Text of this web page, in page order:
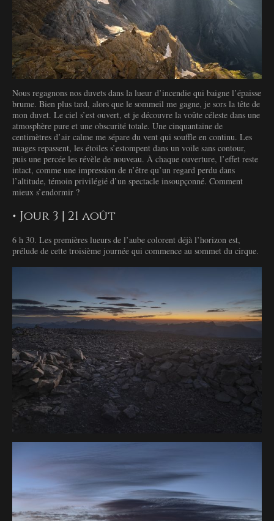
Nous regagnons nos duvets dans la lueur d’incendie qui baigne l’épaisse
brume. Bien plus tard, alors que le sommeil me gagne, je sors la tête de
mon duvet. Le ciel s’est ouvert, et je découvre la voûte céleste dans une
atmosphère pure et une obscurité totale. Une cinquantaine de
centimètres d’air calme me sépare du vent qui souffle en continu. Les
nuages repassent, les étoiles s’estompent dans un voile sans contour,
puis une percée les révèle de nouveau. À chaque ouverture, l’effet reste
intact, comme une impression de n’être qu’un regard perdu dans
l’altitude, témoin privilégié d’un spectacle insoupçonné. Comment
mieux s’endormir ?
• Jour 3 | 21 août
6 h 30. Les premières lueurs de l’aube colorent déjà l’horizon est,
prélude de cette troisième journée qui commence au sommet du cirque.